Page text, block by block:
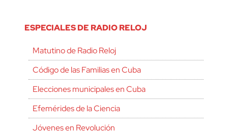
ESPECIALES DE RADIO RELOJ
Matutino de Radio Reloj
Código de las Familias en Cuba
Elecciones municipales en Cuba
Efemérides de la Ciencia
Jóvenes en Revolución